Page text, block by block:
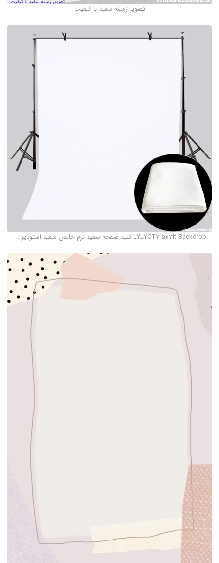
تصویر زمینه سفید با کیفیت
LYLYCTY 5x7ft Backdrop کلید صفحه سفید نرم خالص سفید استودیو ...